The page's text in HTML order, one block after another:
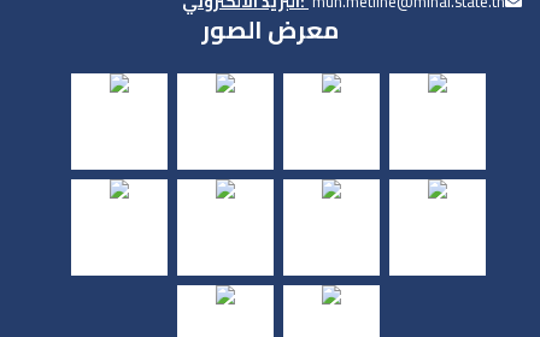
معرض الصور